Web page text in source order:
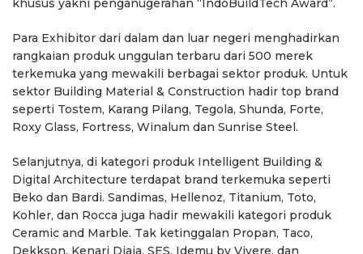
khusus yakni penganugerahan “IndoBuildTech Award”.
Para Exhibitor dari dalam dan luar negeri menghadirkan
rangkaian produk unggulan terbaru dari 500 merek
terkemuka yang mewakili berbagai sektor produk. Untuk
sektor Building Material & Construction hadir top brand
seperti Tostem, Karang Pilang, Tegola, Shunda, Forte,
Roxy Glass, Fortress, Winalum dan Sunrise Steel.
Selanjutnya, di kategori produk Intelligent Building &
Digital Architecture terdapat brand terkemuka seperti
Beko dan Bardi. Sandimas, Hellenoz, Titanium, Toto,
Kohler, dan Rocca juga hadir mewakili kategori produk
Ceramic and Marble. Tak ketinggalan Propan, Taco,
Dekkson, Kenari Djaja, SES, Idemu by Vivere, dan